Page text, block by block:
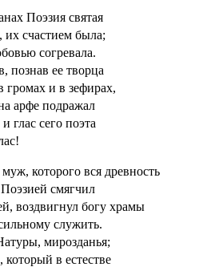
Поэзия святая
счастием была;
согревала.
познав ее творца
громах и в зефирах,
арфе подражал
глас сего поэта
которого вся древность
смягчил
воздвигнул богу храмы
служить.
мирозданья;
в естестве